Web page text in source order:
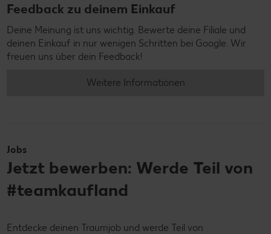
Feedback zu deinem Einkauf
Deine Meinung ist uns wichtig. Bewerte deine Filiale und
deinen Einkauf in nur wenigen Schritten bei Google. Wir
freuen uns über dein Feedback!
Weitere Informationen
Jobs
Jetzt bewerben: Werde Teil von
#teamkaufland
Entdecke deinen Traumjob und werde Teil von